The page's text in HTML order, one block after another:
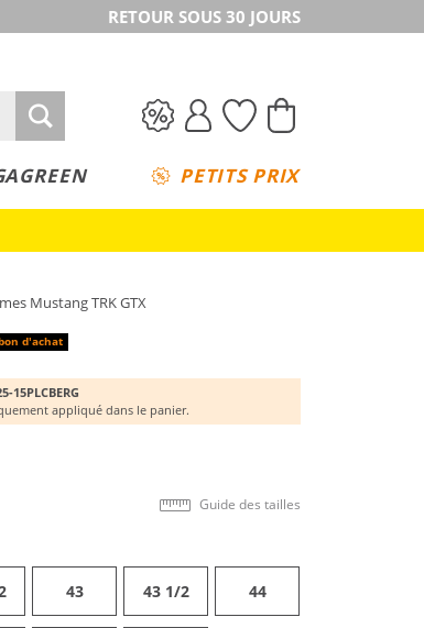
RETOUR SOUS 30 JOURS
PETITS PRIX
Mustang TRK GTX
d'achat
15PLCBERG
appliqué dans le panier.
Guide des tailles
43 43 1/2 44